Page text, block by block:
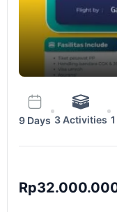
9 Days 3 Activities
Rp